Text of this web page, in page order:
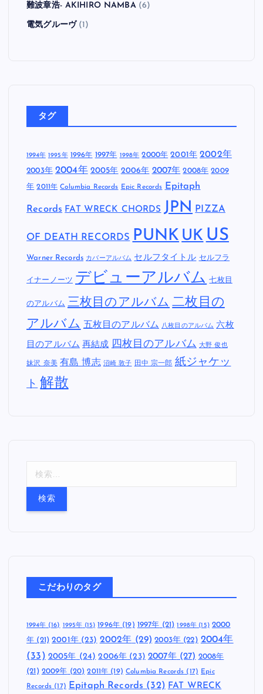
難波章浩- AKIHIRO NAMBA(6)
電気グルーヴ(1)
タグ
1994年 1995年 1996年 1997年 1998年 2000年 2001年 2002年
2003年 2004年 2005年 2006年 2007年 2008年 2009
年 2011年 Columbia Records Epic Records Epitaph
Records FAT WRECK CHORDS JPN PIZZA
OF DEATH RECORDS PUNK UK US
Warner Records カバーアルバム セルフタイトル セルフラ
イナーノーツ デビューアルバム 七枚目
のアルバム 三枚目のアルバム 二枚目の
アルバム 五枚目のアルバム 八枚目のアルバム 六枚
目のアルバム 再結成 四枚目のアルバム 大野 俊也
妹沢 奈美 有島 博志 沼崎 敦子 田中 宗一郎 紙ジャケッ
ト 解散
こだわりのタグ
1994年(16) 1995年 (15) 1996年(19) 1997年 (21) 1998年 (15) 2000
年 (21) 2001年(23) 2002年 (29) 2003年 (22) 2004年
(33) 2005年 (24) 2006年 (23) 2007年(27) 2008年
(21) 2009年 (20) 2011年 (19) Columbia Records (17) Epic
Records (17) Epitaph Records (32) FAT WRECK